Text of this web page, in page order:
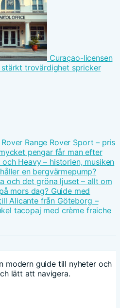
Curaçao-licensen
trovärdighet spricker
Range Rover Sport – pris
pengar får man efter
och Heavy – historien, musiken
en bergvärmepump?
och det gröna ljuset – allt om
mors dag? Guide med
Alicante från Göteborg –
tacopaj med crème fraiche
modern guide till nyheter och
lätt att navigera.